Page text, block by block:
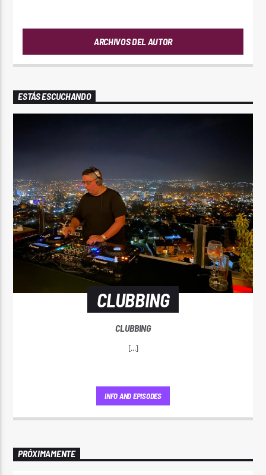
ARCHIVOS DEL AUTOR
ESTÁS ESCUCHANDO
CLUBBING
CLUBBING
[...]
INFO AND EPISODES
PRÓXIMAMENTE